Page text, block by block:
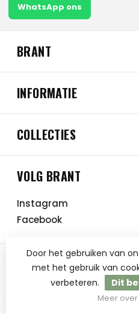
WhatsApp ons
BRANT
INFORMATIE
COLLECTIES
VOLG BRANT
Instagram
Facebook
© Copyright
Door het gebruiken van
met het gebruik van
verbeteren.
Dit
Meer over